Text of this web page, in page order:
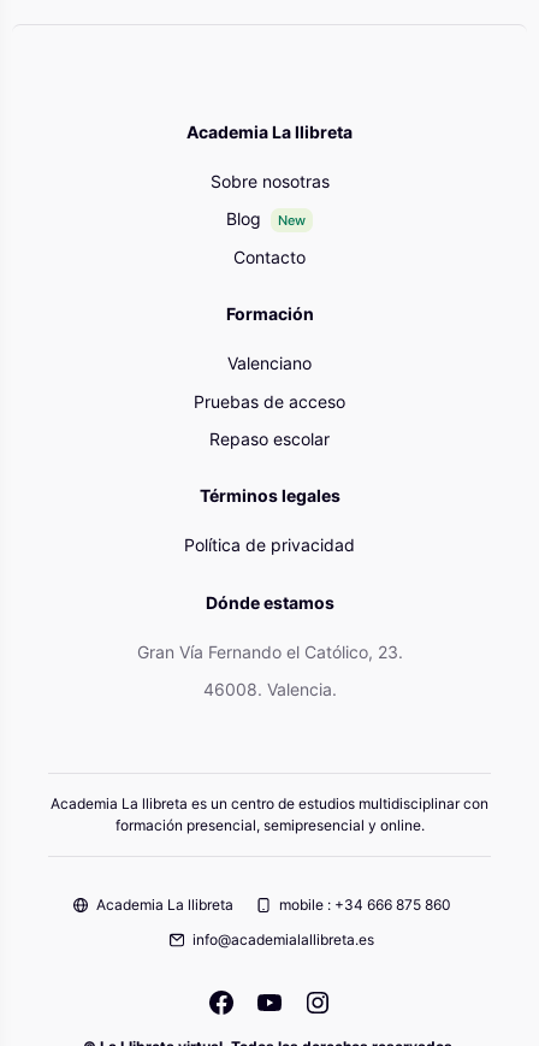
Academia La llibreta
Sobre nosotras
Blog
New
Contacto
Formación
Valenciano
Pruebas de acceso
Repaso escolar
Términos legales
Política de privacidad
Dónde estamos
Gran Vía Fernando el Católico, 23.
46008. Valencia.
Academia La llibreta es un centro de estudios multidisciplinar con
formación presencial, semipresencial y online.
Academia La llibreta
mobile : +34 666 875 860
info@academialallibreta.es